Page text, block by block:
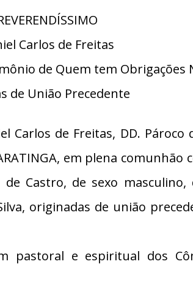
Carlos de Freitas
de Quem tem Obrigações
de União Precedente
Carlos de Freitas, DD.
em plena
Castro, de sexo
originadas de união
pastoral e espiritual dos